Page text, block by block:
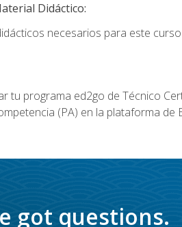
Didáctico:
necesarios para este
tu programa ed2go de Técnico
(PA) en la plataforma
got questions.